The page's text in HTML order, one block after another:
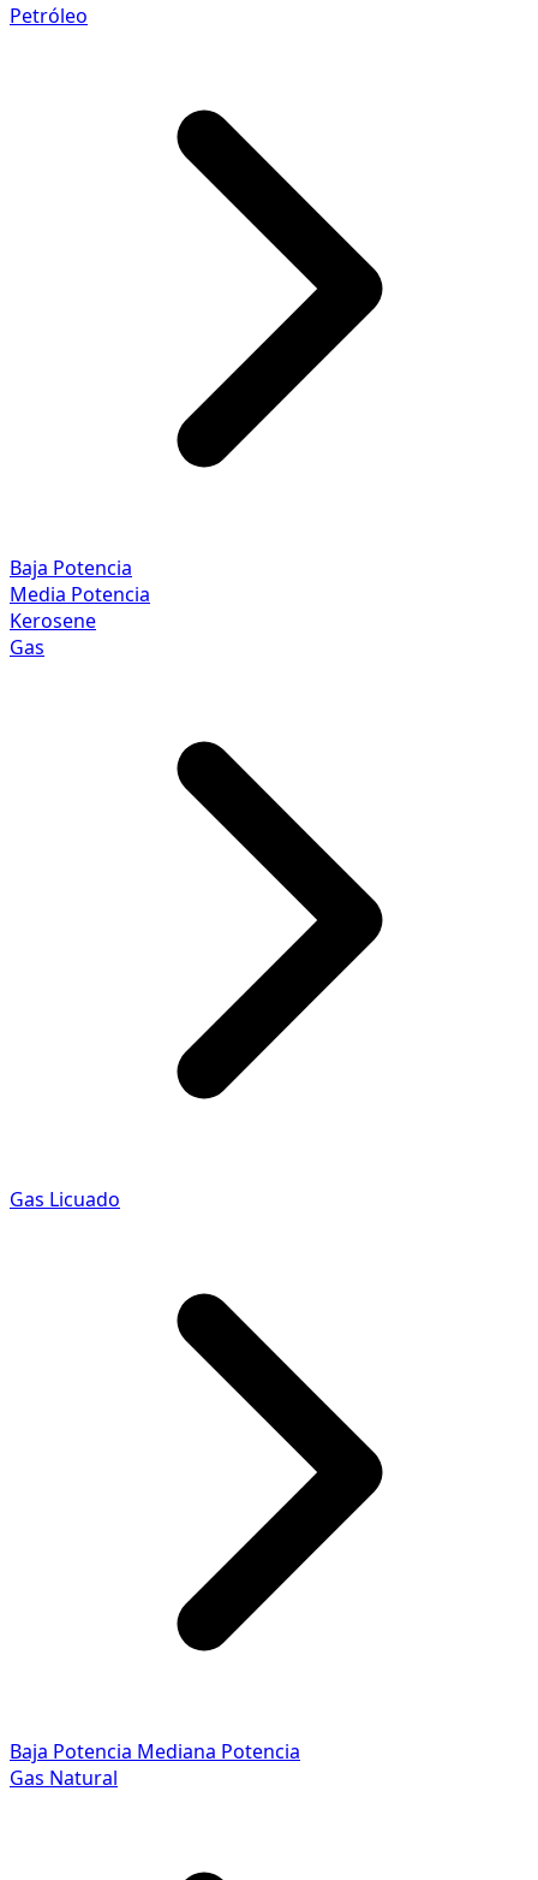
Petróleo
Baja Potencia
Media Potencia
Kerosene
Gas
Gas Licuado
Baja Potencia Mediana Potencia
Gas Natural